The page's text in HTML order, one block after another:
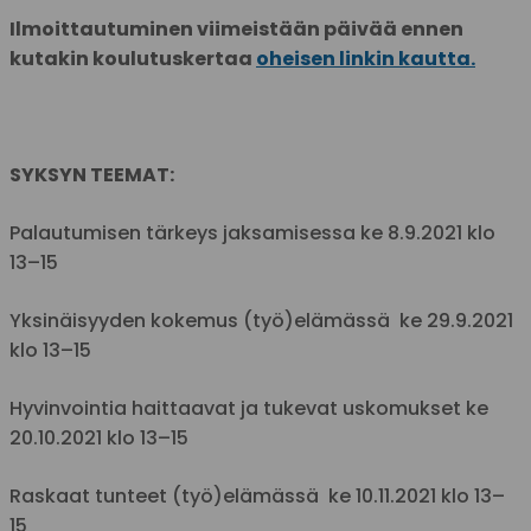
Ilmoittautuminen viimeistään päivää ennen
kutakin koulutuskertaa oheisen linkin kautta.
SYKSYN TEEMAT:
Palautumisen tärkeys jaksamisessa ke 8.9.2021 klo
13–15
Yksinäisyyden kokemus (työ)elämässä ke 29.9.2021
klo 13–15
Hyvinvointia haittaavat ja tukevat uskomukset ke
20.10.2021 klo 13–15
Raskaat tunteet (työ)elämässä ke 10.11.2021 klo 13–